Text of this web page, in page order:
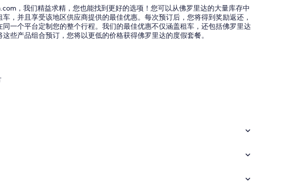
，我们精益求精，您也能找到更好的选项！您可以从佛罗里达的大量库存中
车，并且享受该地区供应商提供的最佳优惠。每次预订后，您将得到奖励返还，
同一个平台定制您的整个行程。我们的最佳优惠不仅涵盖租车，还包括佛罗里达
这些产品组合预订，您将以更低的价格获得佛罗里达的度假套餐。